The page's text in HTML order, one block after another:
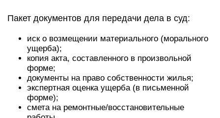
Пакет документов для передачи дела в суд:
иск о возмещении материального (морального
ущерба);
копия акта, составленного в произвольной
форме;
документы на право собственности жилья;
экспертная оценка ущерба (в письменной
форме);
смета на ремонтные/восстановительные